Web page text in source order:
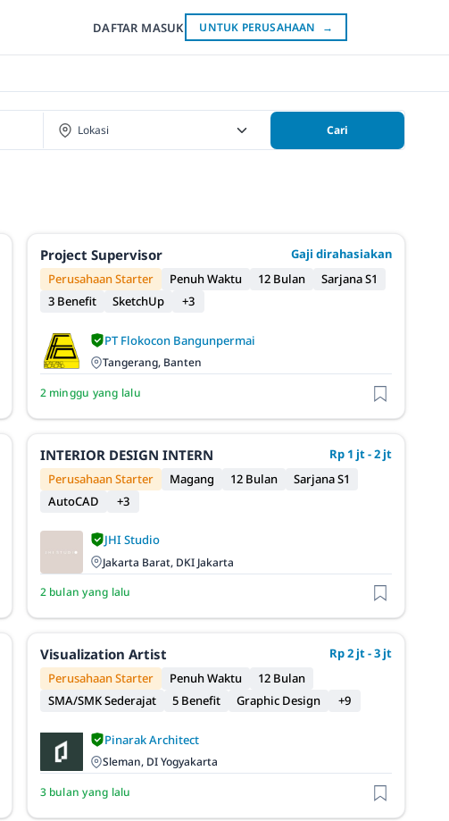
DAFTAR MASUK UNTUK PERUSAHAAN →
Cari
Project Supervisor
Gaji dirahasiakan
Perusahaan Starter
Penuh Waktu 12 Bulan
Sarjana S1
3 Benefit
SketchUp +3
PT Flokocon Bangunpermai
Tangerang, Banten
2 minggu yang lalu
INTERIOR DESIGN INTERN
Rp 1 jt - 2 jt
Perusahaan Starter
Magang 12 Bulan
Sarjana S1
AutoCAD
+3
JHI Studio
Jakarta Barat, DKI Jakarta
2 bulan yang lalu
Visualization Artist
Rp 2 jt - 3 jt
Perusahaan Starter
Penuh Waktu
12 Bulan
SMA/SMK Sederajat
5 Benefit Graphic Design +9
Pinarak Architect
Sleman, DI Yogyakarta
3 bulan yang lalu